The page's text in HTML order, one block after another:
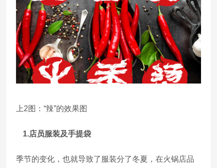
上2图：“辣”的效果图
1.店员服装及手提袋
季节的变化，也就导致了服装分了冬夏，在火锅店品